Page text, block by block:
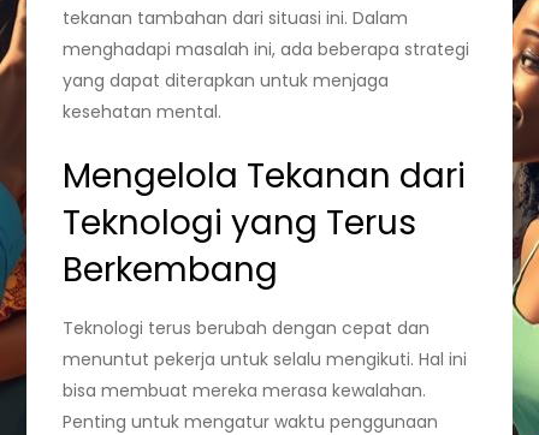
tekanan tambahan dari situasi ini. Dalam
menghadapi masalah ini, ada beberapa strategi
yang dapat diterapkan untuk menjaga
kesehatan mental.
Mengelola Tekanan dari
Teknologi yang Terus
Berkembang
Teknologi terus berubah dengan cepat dan
menuntut pekerja untuk selalu mengikuti. Hal ini
bisa membuat mereka merasa kewalahan.
Penting untuk mengatur waktu penggunaan